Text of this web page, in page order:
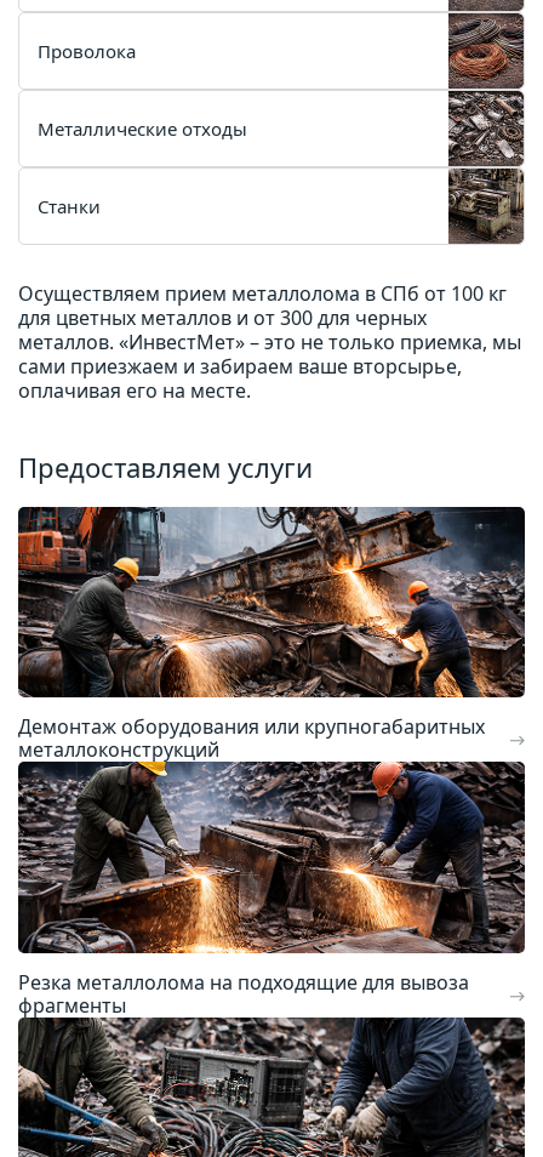
Проволока
Металлические отходы
Станки
Осуществляем прием металлолома в СПб от 100 кг
для цветных металлов и от 300 для черных
металлов. «ИнвестМет» – это не только приемка, мы
сами приезжаем и забираем ваше вторсырье,
оплачивая его на месте.
Предоставляем услуги
Демонтаж оборудования или крупногабаритных
металлоконструкций
Резка металлолома на подходящие для вывоза
фрагменты